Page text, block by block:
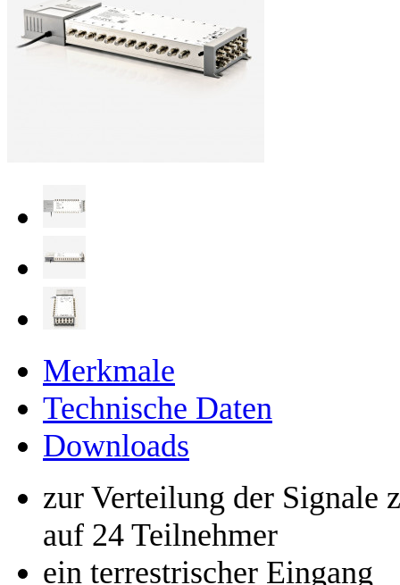
Merkmale
Technische Daten
Downloads
zur Verteilung der Signale
auf 24 Teilnehmer
ein terrestrischer Eingang